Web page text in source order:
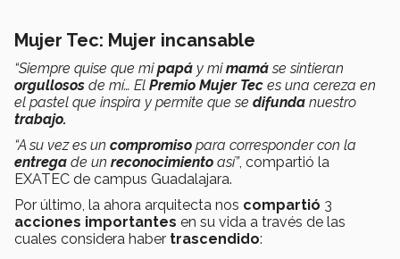
Mujer Tec: Mujer incansable
“Siempre quise que mipapá y mimamáse sintieran
orgullosos de mí… El Premio Mujer Tec es una cereza en
el pastel que inspira y permite que se difunda nuestro
trabajo.
“A su vez es un compromiso para corresponder con la
entrega de un reconocimiento así”, compartió la
EXATEC de campus Guadalajara.
Por último, la ahora arquitecta nos compartió 3
acciones importantes en su vida a través de las
cuales considera haber trascendido: